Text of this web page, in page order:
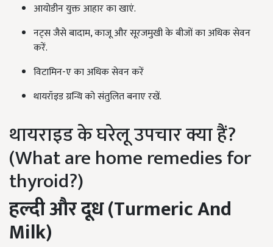
आयोडीन युक्त आहार का खाएं.
नट्स जैसे बादाम, काजू और सूरजमुखी के बीजों का अधिक सेवन
करें.
विटामिन-ए का अधिक सेवन करें
थायरॉइड ग्रन्थि को संतुलित बनाए रखें.
थायराइड के घरेलू उपचार क्या हैं?
(What are home remedies for
thyroid?)
हल्दी और दूध(Turmeric And
Milk)